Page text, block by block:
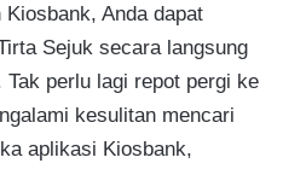
Anda dapat
Sejuk secara langsung
perlu lagi repot pergi ke
kesulitan mencari
aplikasi Kiosbank,